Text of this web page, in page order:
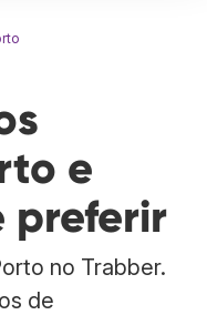
e
preferir
no Trabber.
de